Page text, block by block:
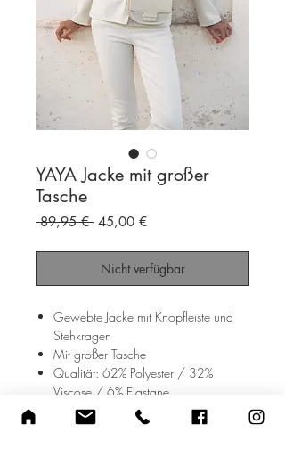
YAYA Jacke mit großer
Tasche
89,95 € Standardpreis
45,00 €Sale-
Nicht verfügbar
Gewebte Jacke mit Knopfleiste und
Stehkragen
Mit großer Tasche
Qualität: 62% Polyester / 32%
Viscose / 6% Elastane